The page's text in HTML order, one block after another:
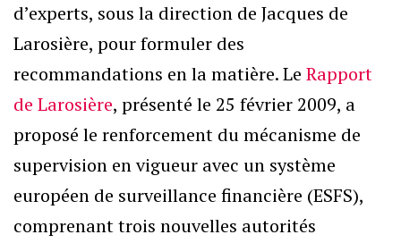
d’experts, sous la direction de Jacques de
Larosière, pour formuler des
recommandations en la matière. Le Rapport
de Larosière, présenté le 25 février 2009, a
proposé le renforcement du mécanisme de
supervision en vigueur avec un système
européen de surveillance financière (ESFS),
comprenant trois nouvelles autorités